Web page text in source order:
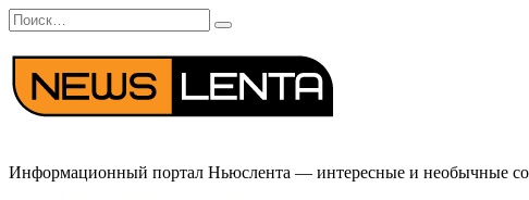
Перейти
к
содержанию
Search
for:
Информационный портал Ньюслента — интересные и необычные